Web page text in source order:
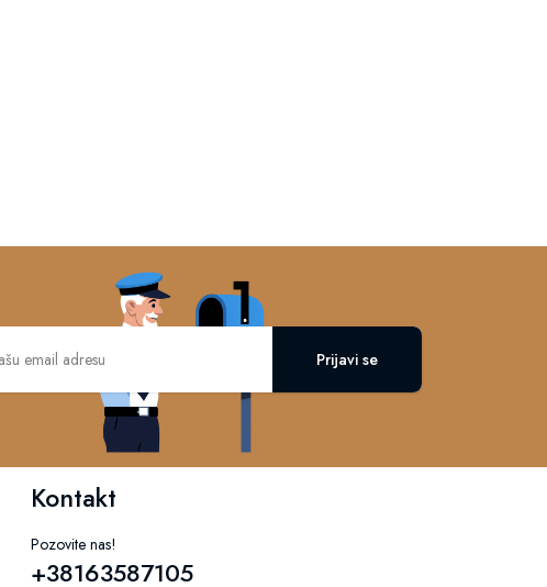
Prijavi se
Kontakt
Pozovite nas!
+38163587105